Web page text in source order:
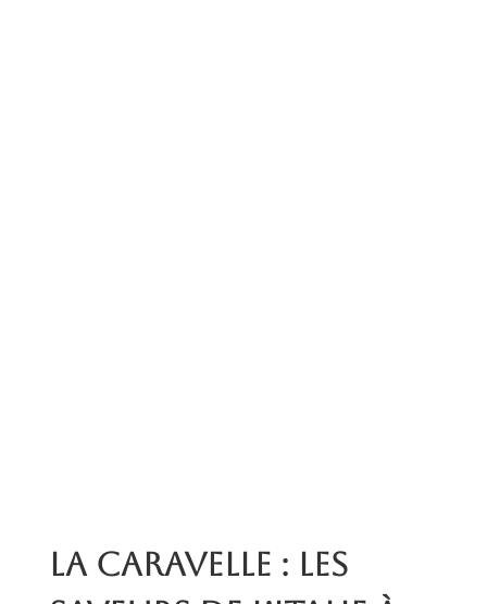
La Caravelle : les